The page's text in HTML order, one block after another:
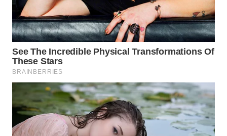
METRO
SIANTAR
NEWS
METRO
MEDAN
NEWS
METRO
JAKARTA
NEWS